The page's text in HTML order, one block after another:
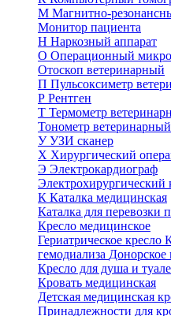
М Магнитно-
Монитор пациента
Н Наркозный аппарат
О Операционный
Отоскоп ветеринарный
П Пульсоксиметр
Р Рентген
Т Термометр
Тонометр ветеринарный
УУЗИ сканер
Х Хирургический
Э Электрокардиограф
Электрохирургический
К Каталка медицинская
Каталка для перевозки
Кресло медицинское
Гериатрическое кресло
гемодиализа Донорское
Кресло для душа и
Кровать медицинская
Детская медицинская
Принадлежности для